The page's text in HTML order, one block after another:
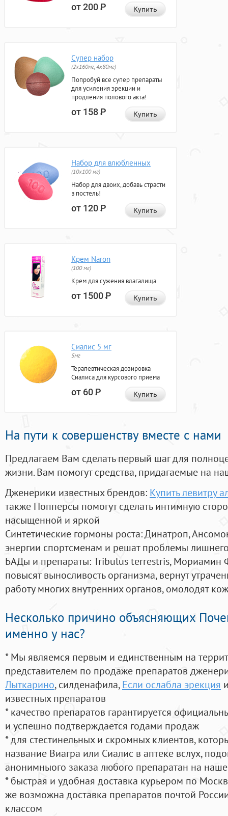
от 200Р Купить
Супер набор
(2х160мг, 4х80мг)
Попробуй все супер препараты
для усиления эрекции и
продления полового акта!
от 158Р Купить
Набор для влюбленных
(10х100 мг)
Набор для двоих, добавь страсти
в постель!
от 120Р Купить
Крем Naron
(100 мг)
Крем для сужения влагалища
от 1500Р Купить
Сиалис 5 мг
5мг
Терапевтическая дозировка
Сиалиса для курсового приема
от 60Р Купить
На пути к совершенству вместе с нами
Предлагаем Вам сделать первый шаг для
жизни. Вам помогут средства, придагаемые на
Дженерики известных брендов: Купить левитру
также Попперсы помогут сделать интимную
насыщенной и яркой
Синтетические гормоны роста: Динатроп,
энергии спортсменам и решат проблемы
БАДы и препараты:Tribulus terrestris, Мориамин
повысят выносливость организма, вернут
работу многих внутренних органов, омолодят
Несколько причино объясняющих
именно у нас?
* Мы являемся первым и единственным на
представителем по продаже препаратов
Лыткарино, силденафила, Если ослабла эрекция
известных препаратов
* качество препаратов гарантируется
и успешно подтверждается годами продаж
* для стестинельных и скромных клиентов,
название Виагра или Сиалис в аптеке вслух,
анонимныого заказа любого препаратан на
* быстрая и удобная доставка курьером по
же возможна доставка препаратов почтой
классом